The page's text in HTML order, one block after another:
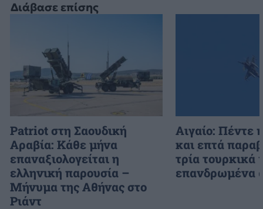
Διάβασε επίσης
Patriot στη Σαουδική
Αραβία: Κάθε μήνα
επαναξιολογείται η
ελληνική παρουσία –
Μήνυμα της Αθήνας στο
Ριάντ
Αιγαίο: Πέντε
και επτά
τρία τουρκικά
επανδρωμένα